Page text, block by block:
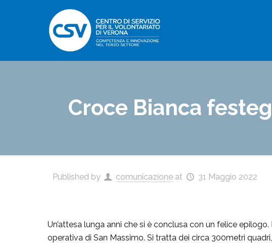
Croce Bianca
Published by comunicazione at 31 Maggio 2022
Un’attesa lunga anni che si è conclusa con un felice
operativa di San Massimo. Si tratta dei circa 300metri